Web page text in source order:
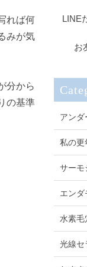
れば何
みが気
分から
の基準
LINE
お
アンダ
私の更
サーモ
エンダ
水素毛
光線セ